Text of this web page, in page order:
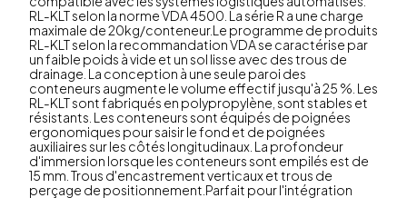
RL-KLT selon la norme VDA 4500. La série R a une charge
maximale de 20kg/conteneur.Le programme de produits
RL-KLT selon la recommandation VDA se caractérise par
un faible poids à vide et un sol lisse avec des trous de
drainage. La conception à une seule paroi des
conteneurs augmente le volume effectif jusqu'à 25 %. Les
RL-KLT sont fabriqués en polypropylène, sont stables et
résistants. Les conteneurs sont équipés de poignées
ergonomiques pour saisir le fond et de poignées
auxiliaires sur les côtés longitudinaux. La profondeur
d'immersion lorsque les conteneurs sont empilés est de
15 mm. Trous d'encastrement verticaux et trous de
perçage de positionnement.Parfait pour l'intégration